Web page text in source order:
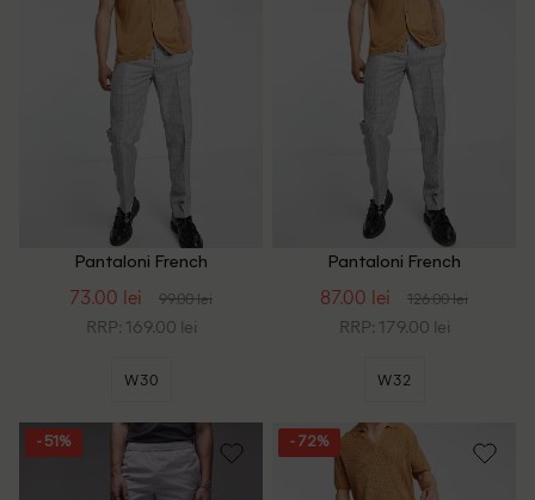
Pantaloni French
73.00 lei 99.00 lei
RRP: 169.00 lei
W30
Pantaloni French
87.00 lei 126.00 lei
RRP: 179.00 lei
W32
- 51% - 72%